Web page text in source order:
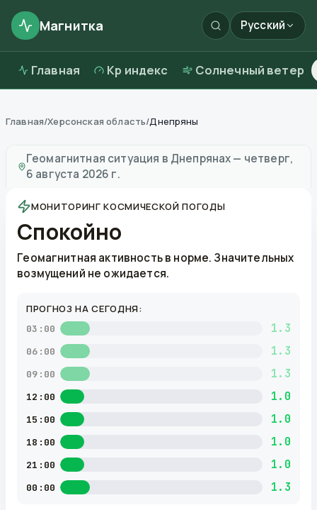
Магнитка Русский
Главная Kp индекс Солнечный ветер
Главная/Херсонская область/Днепряны
Геомагнитная ситуация в Днепрянах— четверг,
6 августа 2026 г.
МОНИТОРИНГ КОСМИЧЕСКОЙ ПОГОДЫ
Спокойно
Геомагнитная активность в норме. Значительных
возмущений не ожидается.
ПРОГНОЗ НА СЕГОДНЯ:
03:00 1.3
06:00 1.3
09:00 1.3
12:00 1.0
15:00 1.0
18:00 1.0
21:00 1.0
00:00 1.3